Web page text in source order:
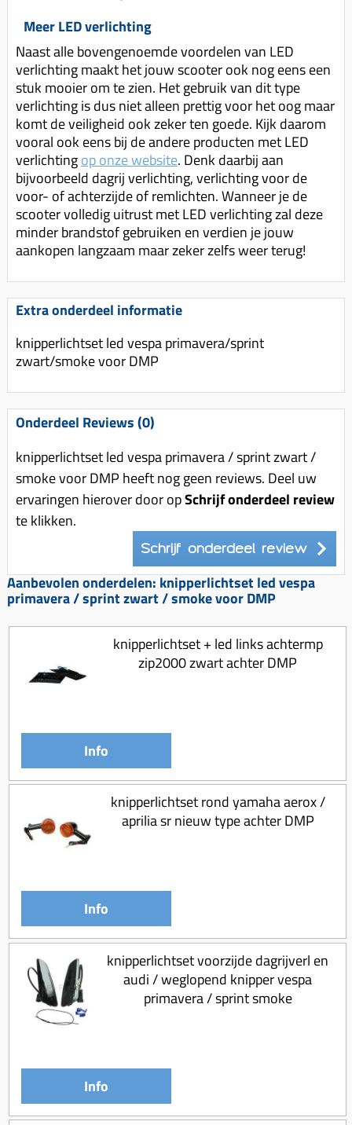
Koppeling trekveer
Ketting / tandwiel
Koeling (delen)
Overbrenging
Meer LED verlichting
Naast alle bovengenoemde voordelen van LED
verlichting maakt het jouw scooter ook nog eens een
stuk mooier om te zien. Het gebruik van dit type
verlichting is dus niet alleen prettig voor het oog maar
komt de veiligheid ook zeker ten goede. Kijk daarom
vooral ook eens bij de andere producten met LED
verlichtingop onze website. Denk daarbij aan
bijvoorbeeld dagrij verlichting, verlichting voor de
voor- of achterzijde of remlichten. Wanneer je de
scooter volledig uitrust met LED verlichting zal deze
minder brandstof gebruiken en verdien je jouw
aankopen langzaam maar zeker zelfs weer terug!
Extra onderdeel informatie
knipperlichtset led vespa primavera/sprint
zwart/smoke voor DMP
Onderdeel Reviews (0)
knipperlichtset led vespa primavera / sprint zwart /
smoke voor DMP heeft nog geen reviews. Deel uw
ervaringen hierover door opSchrijf onderdeel review
te klikken.
Schrijf onderdeel review
Aanbevolen onderdelen: knipperlichtset led vespa
primavera / sprint zwart / smoke voor DMP
knipperlichtset + led links achtermp
zip2000 zwart achter DMP
Info
knipperlichtset rond yamaha aerox /
aprilia sr nieuw type achter DMP
Info
knipperlichtset voorzijde dagrijverl en
audi / weglopend knipper vespa
primavera / sprint smoke
Info